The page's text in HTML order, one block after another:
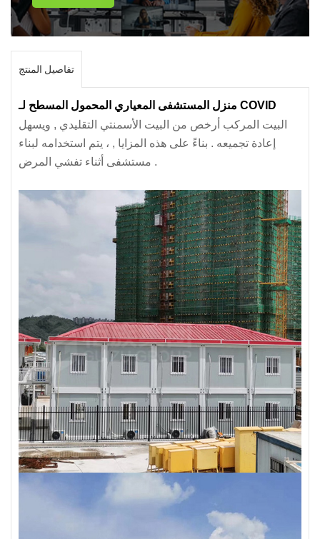
تفاصيل المنتج
منزل المستشفى المعياري المحمول المسطح لـ COVID
البيت المركب أرخص من البيت الأسمنتي التقليدي , ويسهل
إعادة تجميعه . بناءً على هذه المزايا , ، يتم استخدامه لبناء
مستشفى أثناء تفشي المرض .